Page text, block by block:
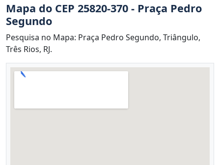
Mapa do CEP 25820-370 - Praça Pedro
Segundo
Pesquisa no Mapa: Praça Pedro Segundo, Triângulo,
Três Rios, RJ.